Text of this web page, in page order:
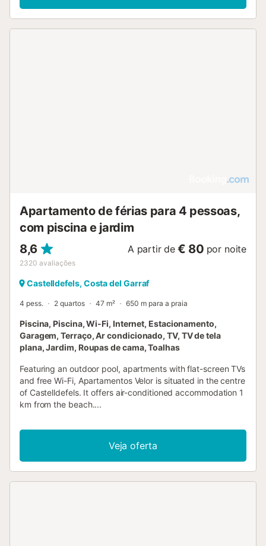
Apartamento de férias para 4 pessoas,
com piscina e jardim
8,6
2320 avaliações
A partir de € 80 por noite
Castelldefels, Costa del Garraf
4 pess. 2 quartos 47 m² 650 m para a praia
Piscina, Piscina, Wi-Fi, Internet, Estacionamento,
Garagem, Terraço, Ar condicionado, TV, TV de tela
plana, Jardim, Roupas de cama, Toalhas
Featuring an outdoor pool, apartments with flat-screen TVs
and free Wi-Fi, Apartamentos Velor is situated in the centre
of Castelldefels. It offers air-conditioned accommodation 1
km from the beach....
Veja oferta